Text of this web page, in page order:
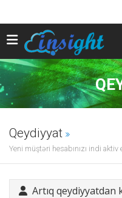
Qeydiyyat
Yeni müştəri hesabınızı indi aktiv
Artıq qeydiyyatdan